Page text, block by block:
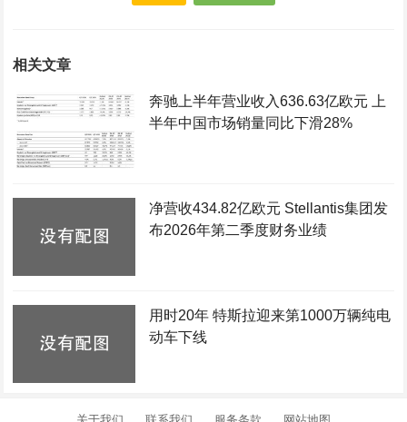
相关文章
奔驰上半年营业收入636.63亿欧元 上
半年中国市场销量同比下滑28%
净营收434.82亿欧元 Stellantis集团发
布2026年第二季度财务业绩
用时20年 特斯拉迎来第1000万辆纯电
动车下线